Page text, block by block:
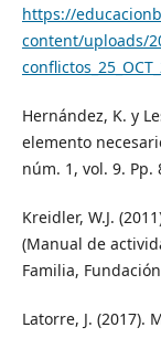
https://
content/uploads/
Hernández, K. y
elemento
núm. 1, vol. 9. Pp.
Kreidler, W.J.
(Manual de
Familia,
Latorre, J. (2017).